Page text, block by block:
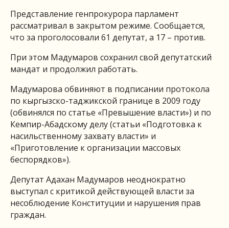
Представление генпрокурора парламент
рассматривал в закрытом режиме. Сообщается,
что за проголосовали 61 депутат, а 17 – против.
При этом Мадумаров сохранил свой депутатский
мандат и продолжил работать.
Мадумарова обвиняют в подписании протокола
по кыргызско-таджикской границе в 2009 году
(обвинялся по статье «Превышение власти») и по
Кемпир-Абадскому делу (статьи «Подготовка к
насильственному захвату власти» и
«Приготовление к организации массовых
беспорядков»).
Депутат Адахан Мадумаров неоднократно
выступал с критикой действующей власти за
несоблюдение Конституции и нарушения прав
граждан.